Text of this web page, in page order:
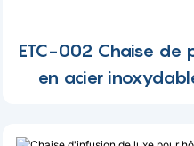
ETC-002 Chaise de
en acier